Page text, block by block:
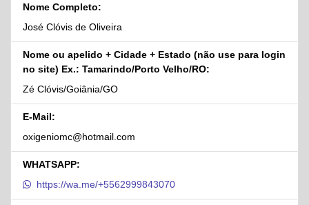
Nome Completo:
José Clóvis de Oliveira
Nome ou apelido + Cidade + Estado (não use para login
no site) Ex.: Tamarindo/Porto Velho/RO:
Zé Clóvis/Goiânia/GO
E-Mail:
oxigeniomc@hotmail.com
WHATSAPP:
https://wa.me/+5562999843070